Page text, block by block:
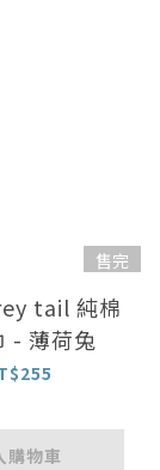
售完
tail 純棉
- 薄荷兔
購物車